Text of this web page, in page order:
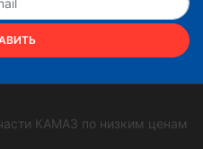
КАМАЗ по низким ценам